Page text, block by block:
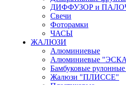
ДИФФУЗОР и
Свечи
Фоторамки
ЧАСЫ
ЖАЛЮЗИ
Алюминиевые
Алюминиевые
Бамбуковые
Жалюзи "ПЛИССЕ"